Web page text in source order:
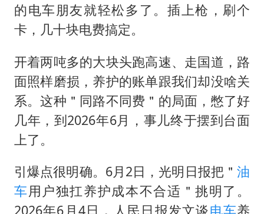
的电车朋友就轻松多了。插上枪，刷个
卡，几十块电费搞定。
开着两吨多的大块头跑高速、走国道，路
面照样磨损，养护的账单跟我们却没啥关
系。这种＂同路不同费＂的局面，憋了好
几年，到2026年6月，事儿终于摆到台面
上了。
引爆点很明确。6月2日，光明日报把＂油
车用户独扛养护成本不合适＂挑明了。
2026年6月4日，人民日报发文谈电车养